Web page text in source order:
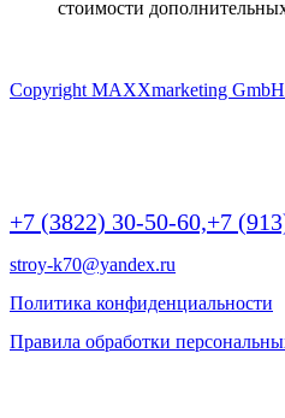
стоимости
Copyright MAXXmarketing GmbH
+7 (3822) 30-50-60,+7
stroy-k70@yandex.ru
Политика конфиденциальности
Правила обработки